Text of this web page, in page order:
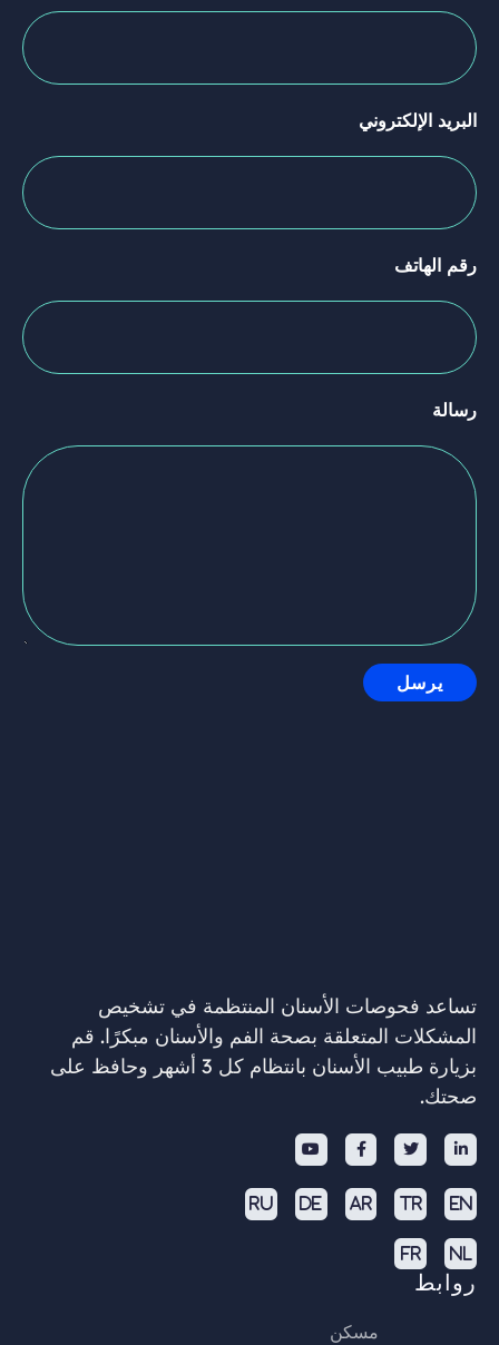
البريد الإلكتروني
رقم الهاتف
رسالة
تساعد فحوصات الأسنان المنتظمة في تشخيص
المشكلات المتعلقة بصحة الفم والأسنان مبكرًا. قم
بزيارة طبيب الأسنان بانتظام كل 3 أشهر وحافظ على
صحتك.




EN
TR
AR
DE
RU
NL
FR
روابط
مسكن